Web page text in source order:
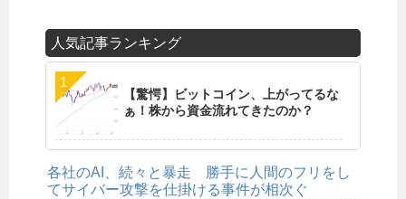
人気記事ランキング
【驚愕】ビットコイン、上がってるな
ぁ！株から資金流れてきたのか？
各社のAI、続々と暴走 勝手に人間のフリをし
てサイバー攻撃を仕掛ける事件が相次ぐ